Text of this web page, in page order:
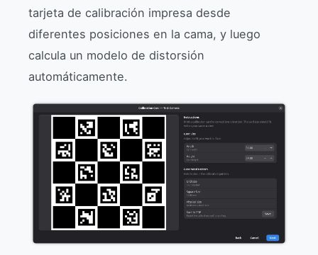
tarjeta de calibración impresa desde
diferentes posiciones en la cama, y luego
calcula un modelo de distorsión
automáticamente.